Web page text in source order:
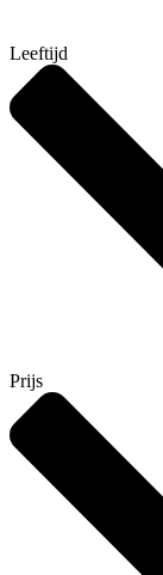
Leeftijd
Prijs